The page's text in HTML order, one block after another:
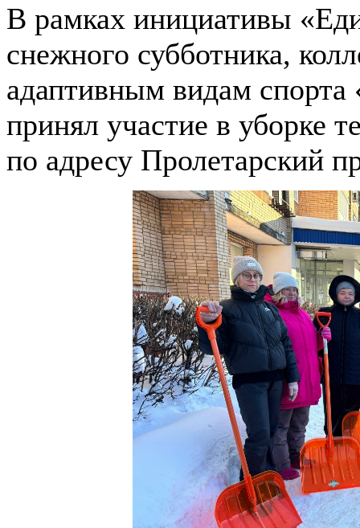
В рамках инициативы
снежного субботника,
адаптивным видам спорта
принял участие в уборке
по адресу Пролетарский